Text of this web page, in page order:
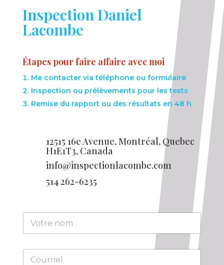
Inspection Daniel
Lacombe
Étapes pour faire affaire avec moi
Me contacter via téléphone ou formulaire
Inspection ou prélèvements pour les tests
Remise du rapport ou des résultats en 48 h
12515 16e Avenue, Montréal, Quebec
H1E1T3, Canada
info@inspectionlacombe.com
514 262-6235
N
m
C